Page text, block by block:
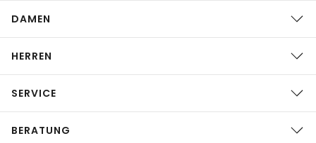
DAMEN
HERREN
SERVICE
BERATUNG